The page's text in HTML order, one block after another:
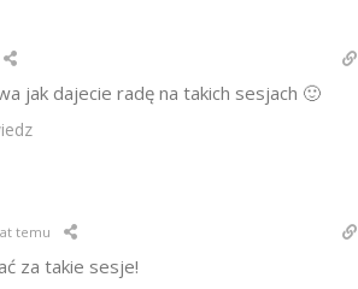
jak dajecie radę na takich sesjach 🙂
temu
za takie sesje!